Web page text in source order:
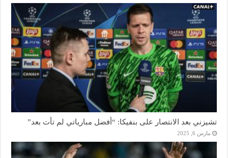
تشيزني بعد الانتصار على بنفيكا: “أفضل مبارياتي لم تأت بعد”
مارس 6, 2025